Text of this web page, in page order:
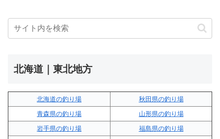
北海道｜東北地方
北海道の釣り場
秋田県の釣り場
青森県の釣り場
山形県の釣り場
岩手県の釣り場
福島県の釣り場